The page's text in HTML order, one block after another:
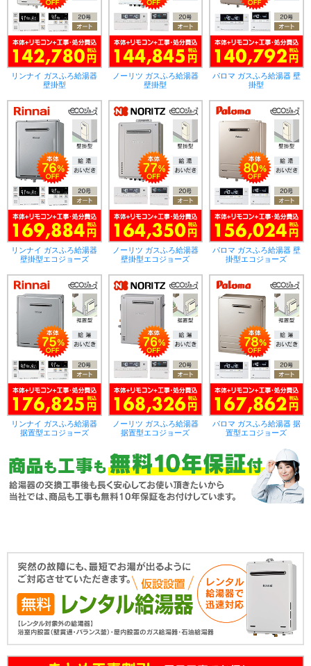
リンナイ ガスふろ給湯器
壁掛型
ノーリツ ガスふろ給湯器
壁掛型
パロマ ガスふろ給湯器 壁
掛型
リンナイ ガスふろ給湯器
壁掛型エコジョーズ
ノーリツ ガスふろ給湯器
壁掛型エコジョーズ
パロマ ガスふろ給湯器 壁
掛型エコジョーズ
リンナイ ガスふろ給湯器
据置型エコジョーズ
ノーリツ ガスふろ給湯器
据置型エコジョーズ
パロマ ガスふろ給湯器 据
置型エコジョーズ